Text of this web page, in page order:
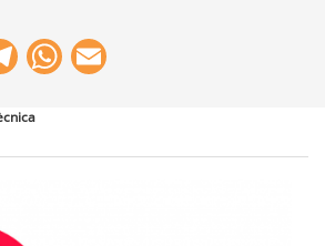
Telegram
WhatsApp